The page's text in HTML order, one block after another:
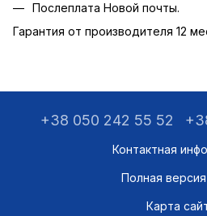
Послеплата Новой почты.
Гарантия от производителя 12
+38 050 242 55 52
Контактная
Полная
Карта